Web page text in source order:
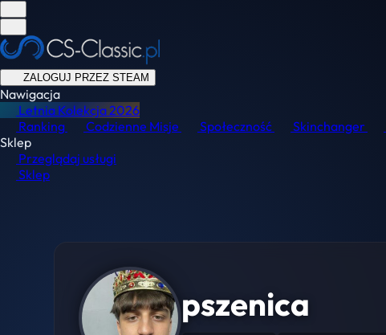
ZALOGUJ PRZEZ STEAM
Nawigacja
Letnia Kolekcja2026
Ranking
Codzienne Misje Społeczność Skinchanger
Sklep
Przeglądaj usługi
Sklep
pszenica